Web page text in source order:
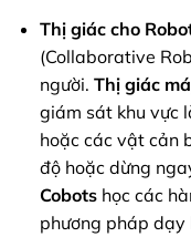
Thị giác cho
(Collaborative
người. Thị giác
giám sát khu vực
hoặc các vật cản
độ hoặc dừng
Cobotshọc các
phương pháp dạy